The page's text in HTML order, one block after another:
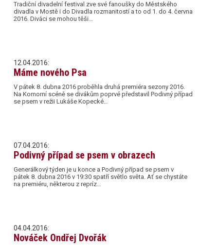
Tradiční divadelní festival zve své fanoušky do Městského
divadla v Mostě i do Divadla rozmanitostí a to od 1. do 4. června
2016. Diváci se mohou těši…
12.04.2016:
Máme nového Psa
V pátek 8. dubna 2016 proběhla druhá premiéra sezony 2016.
Na Komorní scéně se divákům poprvé představil Podivný případ
se psem v režii Lukáše Kopecké…
07.04.2016:
Podivný případ se psem v obrazech
Generálkový týden je u konce a Podivný případ se psem v
pátek 8. dubna 2016 v 19:30 spatří světlo světa. Ať se chystáte
na premiéru, některou z repríz…
04.04.2016:
Nováček Ondřej Dvořák